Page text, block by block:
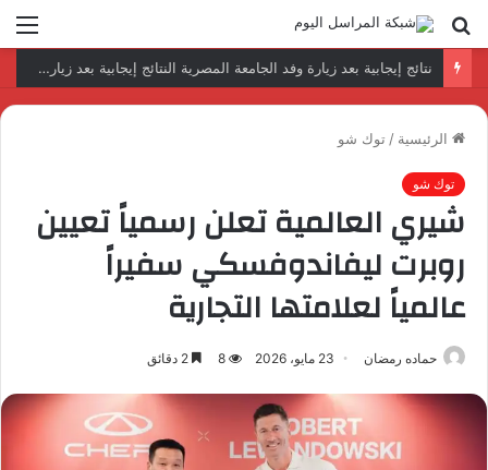
بحث
عن
رئيس المكتب التنفيذي للمجلس العربي للاختصاصات الصحية يبحث مع الأمين العام لجامعة الدول العربية تعزيز التعاون لتطوير النظم الصحية العربية
الرئيسية / توك شو
توك شو
شيري العالمية تعلن رسمياً تعيين
روبرت ليفاندوفسكي سفيراً
عالمياً لعلامتها التجارية
حماده رمضان 23 مايو، 2026 8